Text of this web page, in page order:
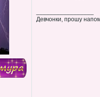
Девчонки, прошу